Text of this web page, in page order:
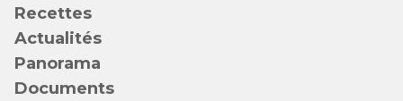
Recettes
Actualités
Panorama
Documents